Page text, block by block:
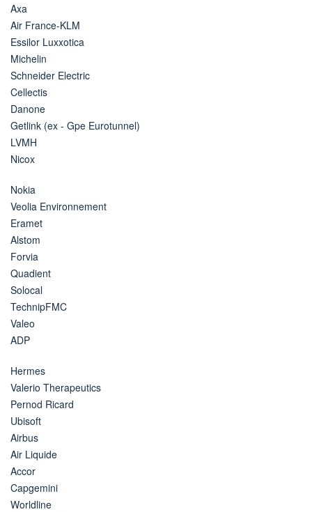
Axa
Air France-KLM
Essilor Luxxotica
Michelin
Schneider Electric
Cellectis
Danone
Getlink (ex - Gpe Eurotunnel)
LVMH
Nicox
Nokia
Veolia Environnement
Eramet
Alstom
Forvia
Quadient
Solocal
TechnipFMC
Valeo
ADP
Hermes
Valerio Therapeutics
Pernod Ricard
Ubisoft
Airbus
Air Liquide
Accor
Capgemini
Worldline